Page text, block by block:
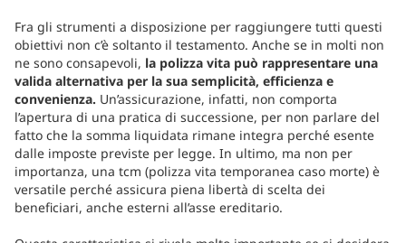
Fra gli strumenti a disposizione per raggiungere tutti questi
obiettivi non c’è soltanto il testamento. Anche se in molti non
ne sono consapevoli, la polizza vita può rappresentare una
valida alternativa per la sua semplicità, efficienza e
convenienza. Un’assicurazione, infatti, non comporta
l’apertura di una pratica di successione, per non parlare del
fatto che la somma liquidata rimane integra perché esente
dalle imposte previste per legge. In ultimo, ma non per
importanza, una tcm (polizza vita temporanea caso morte) è
versatile perché assicura piena libertà di scelta dei
beneficiari, anche esterni all’asse ereditario.